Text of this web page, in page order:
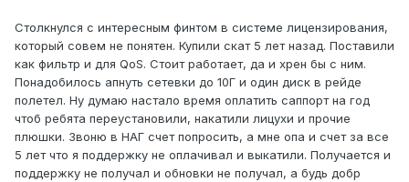
Столкнулся с интересным финтом в системе лицензирования,
который совем не понятен. Купили скат 5 лет назад. Поставили
как фильтр и для QoS. Стоит работает, да и хрен бы с ним.
Понадобилось апнуть сетевки до 10Г и один диск в рейде
полетел. Ну думаю настало время оплатить саппорт на год
чтоб ребята переустановили, накатили лицухи и прочие
плюшки. Звоню в НАГ счет попросить, а мне опа и счет за все
5 лет что я поддержку не оплачивал и выкатили. Получается и
поддержку не получал и обновки не получал, а будь добр